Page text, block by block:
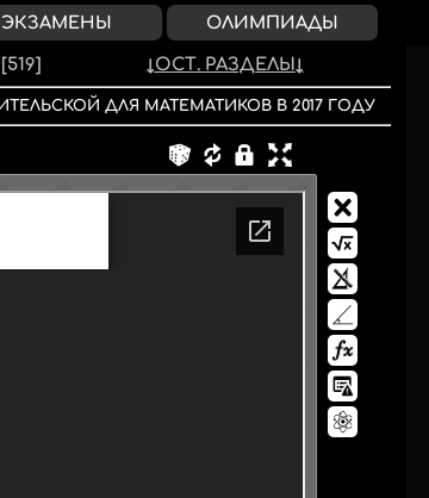
[519] ОСТ. РАЗДЕЛЫ
ДЛЯ МАТЕМАТИКОВВ 2017ГОДУ
ЭКЗАМЕНЫ ОЛИМПИАДЫ